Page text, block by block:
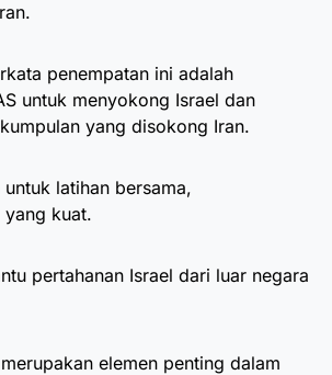
penempatan ini adalah
untuk menyokong Israel dan
yang disokong Iran.
latihan bersama,
yang kuat.
pertahanan Israel dari luar negara
elemen penting dalam